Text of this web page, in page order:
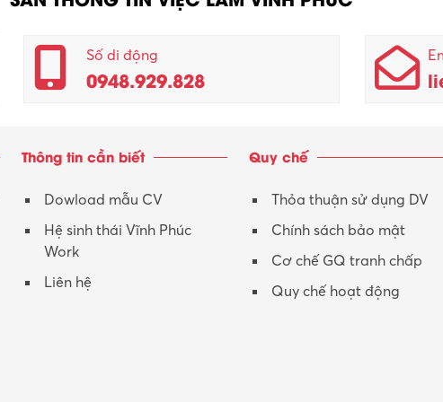
Số di động
0948.929.828
Thông tin cần biết
Dowload mẫu CV
Hệ sinh thái Vĩnh Phúc
Work
Liên hệ
Quy chế
Thỏa thuận sử dụng DV
Chính sách bảo mật
Cơ chế GQ tranh chấp
Quy chế hoạt động